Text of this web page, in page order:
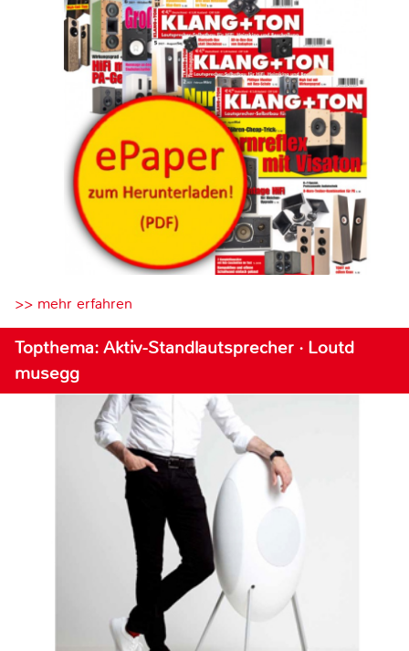
>> mehr erfahren
Topthema: Aktiv-Standlautsprecher · Loutd
musegg